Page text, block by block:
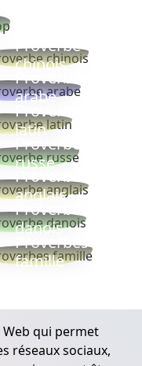
Proverbe
chinois
Proverbe
arabe
Proverbe
latin
Proverbe
russe
Proverbe
anglais
Proverbe
danois
Proverbes
famille
qui permet
réseaux sociaux,